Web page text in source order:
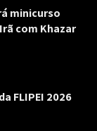
minicurso
com Khazar
FLIPEI 2026